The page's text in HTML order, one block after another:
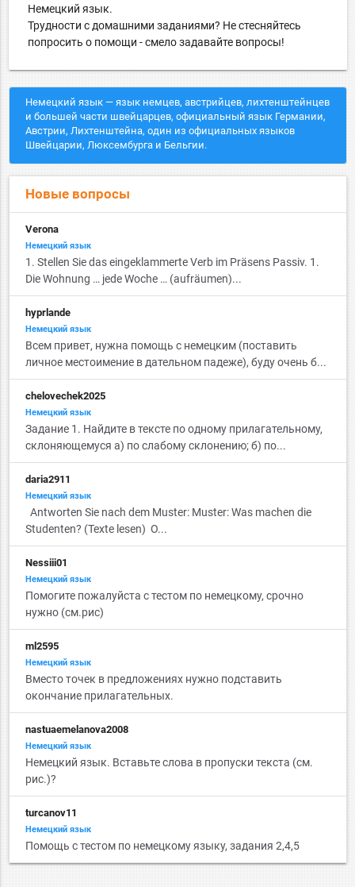
Немецкий язык.
Трудности с домашними заданиями? Не стесняйтесь
попросить о помощи - смело задавайте вопросы!
Немецкий язык — язык немцев, австрийцев, лихтенштейнцев
и большей части швейцарцев, официальный язык Германии,
Австрии, Лихтенштейна, один из официальных языков
Швейцарии, Люксембурга и Бельгии.
Новые вопросы
Verona
Немецкий язык
1. Stellen Sie das eingeklammerte Verb im Präsens Passiv. 1.
Die Wohnung … jede Woche … (aufräumen)...
hyprlande
Немецкий язык
Всем привет, нужна помощь с немецким (поставить
личное местоимение в дательном падеже), буду очень б...
chelovechek2025
Немецкий язык
Задание 1. Найдите в тексте по одному прилагательному,
склоняющемуся а) по слабому склонению; б) по...
daria2911
Немецкий язык
Antworten Sie nach dem Muster: Muster: Was machen die
Studenten? (Texte lesen) О...
Nessiii01
Немецкий язык
Помогите пожалуйста с тестом по немецкому, срочно
нужно (см.рис)
ml2595
Немецкий язык
Вместо точек в предложениях нужно подставить
окончание прилагательных.
nastuaemelanova2008
Немецкий язык
Немецкий язык. Вставьте слова в пропуски текста (см.
рис.)?
turcanov11
Немецкий язык
Помощь с тестом по немецкому языку, задания 2,4,5